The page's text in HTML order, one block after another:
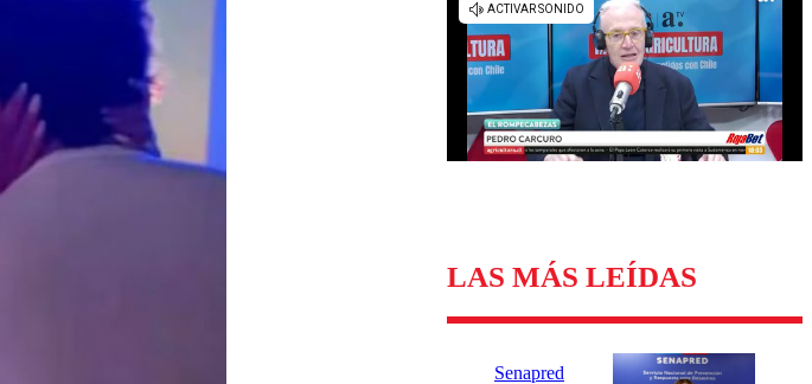
Universidad de Chile
Sustentabilidad
LAS MÁS LEÍDAS
Senapred